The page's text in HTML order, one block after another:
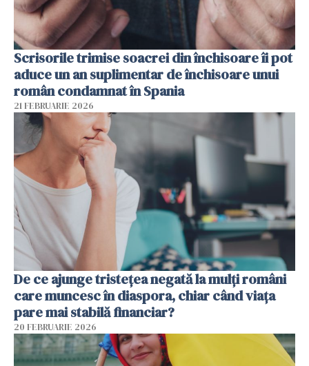
Scrisorile trimise soacrei din închisoare îi pot
aduce un an suplimentar de închisoare unui
român condamnat în Spania
21 FEBRUARIE 2026
De ce ajunge tristețea negată la mulți români
care muncesc în diaspora, chiar când viața
pare mai stabilă financiar?
20 FEBRUARIE 2026